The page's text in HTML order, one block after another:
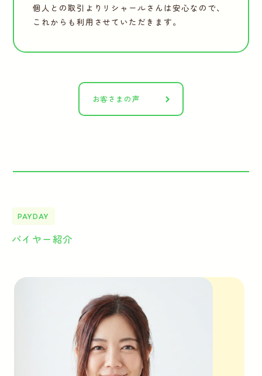
個人との取引よりリシャールさんは安心なので、
これからも利用させていただきます。
お客さまの声
PAYDAY
バイヤー紹介